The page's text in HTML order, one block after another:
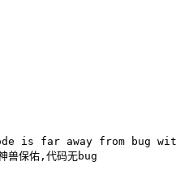
┃
　┃　Code is far
兽保佑,代码无bug
┃　　　┃